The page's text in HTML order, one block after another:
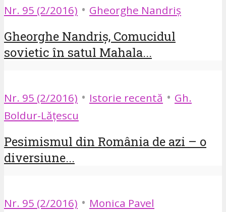
Nr. 95 (2/2016) • Gheorghe Nandriș
Gheorghe Nandriș, Comucidul
sovietic în satul Mahala...
Nr. 95 (2/2016) • Istorie recentă • Gh.
Boldur-Lățescu
Pesimismul din România de azi – o
diversiune...
Nr. 95 (2/2016) • Monica Pavel